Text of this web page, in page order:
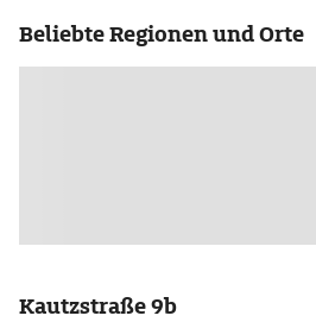
Beliebte Regionen und Orte
Kautzstraße 9b